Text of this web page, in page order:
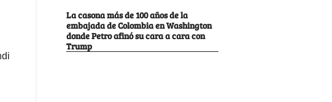
La casona más de 100 años de la
embajada de Colombia en Washington
donde Petro afinó su cara a cara con
Trump